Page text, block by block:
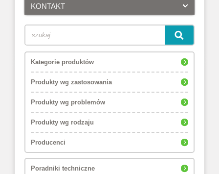
KONTAKT
Kategorie produktów
Produkty wg zastosowania
Produkty wg problemów
Produkty wg rodzaju
Producenci
Poradniki techniczne